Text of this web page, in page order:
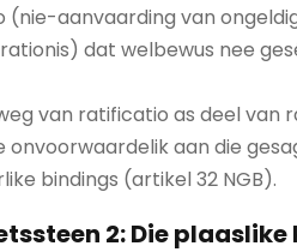
(nie-aanvaarding van
dat welbewus nee
van ratificatio as deel
onvoorwaardelik aan die
bindings (artikel 32 NGB).
2: Die